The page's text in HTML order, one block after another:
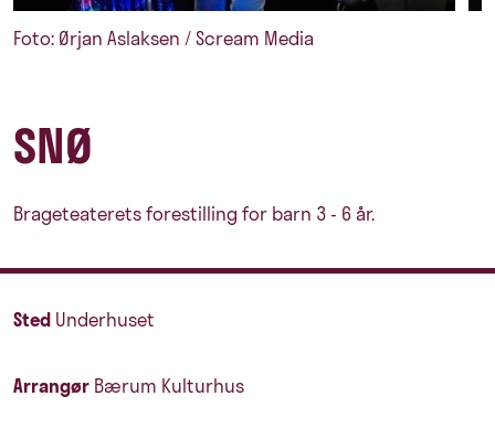
Foto: Ørjan Aslaksen / Scream Media
SNØ
Brageteaterets forestilling for barn 3 - 6 år.
Sted Underhuset
Arrangør Bærum Kulturhus